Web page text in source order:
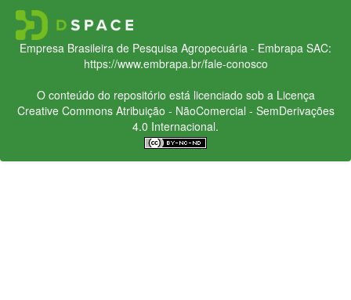
Empresa Brasileira de Pesquisa Agropecuária - Embrapa SAC:
https://www.embrapa.br/fale-conosco
O conteúdo do repositório está licenciado sob a Licença
Creative CommonsAtribuição - NãoComercial - SemDerivações
4.0 Internacional.